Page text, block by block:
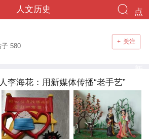
人文历史
点
重
加
子 580
+ 关注
李海花：用新媒体传播“老手艺”